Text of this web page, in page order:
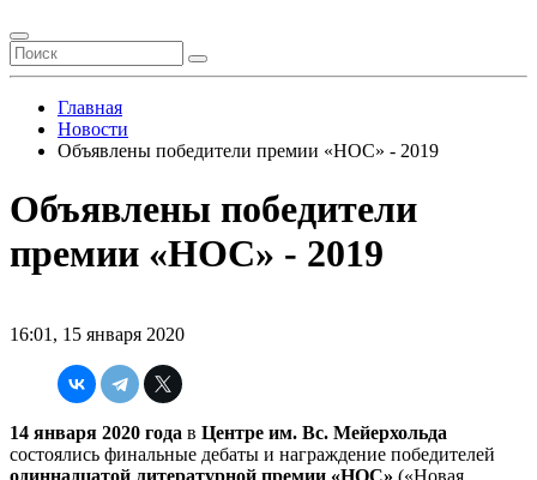
Главная
Новости
Объявлены победители премии «НОС» - 2019
Объявлены победители
премии «НОС» - 2019
16:01, 15 января 2020
14 января 2020 года в Центре им. Вс. Мейерхольда
состоялись финальные дебаты и награждение победителей
одиннадцатой литературной премии «НОС» («Новая